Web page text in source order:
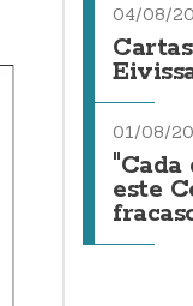
04/08/
01/08/
este